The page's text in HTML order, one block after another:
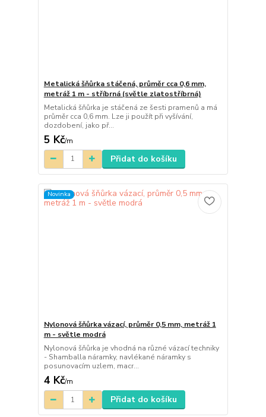
Metalická šňůrka stáčená, průměr cca 0,6 mm,
metráž 1 m - stříbrná (světle zlatostříbrná)
Metalická šňůrka je stáčená ze šesti pramenů a má
průměr cca 0,6 mm. Lze ji použít při vyšívání,
dozdobení, jako př...
5 Kč/m
Přidat do košíku
Novinka
Nylonová šňůrka vázací, průměr 0,5 mm, metráž 1
m - světle modrá
Nylonová šňůrka je vhodná na různé vázací techniky
- Shamballa náramky, navlékané náramky s
posunovacím uzlem, macr...
4 Kč/m
Přidat do košíku